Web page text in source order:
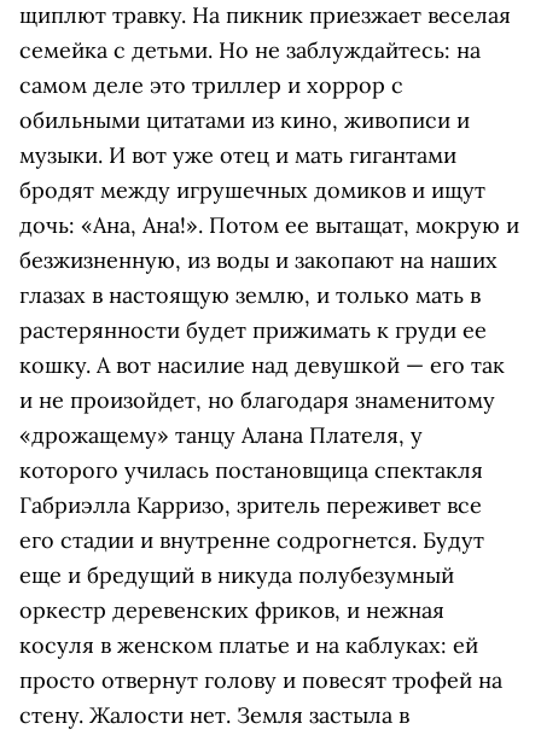
щиплют травку. На пикник приезжает веселая
семейка с детьми. Но не заблуждайтесь: на
самом деле это триллер и хоррор с
обильными цитатами из кино, живописи и
музыки. И вот уже отец и мать гигантами
бродят между игрушечных домиков и ищут
дочь: «Ана, Ана!». Потом ее вытащат, мокрую и
безжизненную, из воды и закопают на наших
глазах в настоящую землю, и только мать в
растерянности будет прижимать к груди ее
кошку. А вот насилие над девушкой — его так
и не произойдет, но благодаря знаменитому
«дрожащему» танцу Алана Плателя, у
которого училась постановщица спектакля
Габриэлла Карризо, зритель переживет все
его стадии и внутренне содрогнется. Будут
еще и бредущий в никуда полубезумный
оркестр деревенских фриков, и нежная
косуля в женском платье и на каблуках: ей
просто отвернут голову и повесят трофей на
стену. Жалости нет. Земля застыла в